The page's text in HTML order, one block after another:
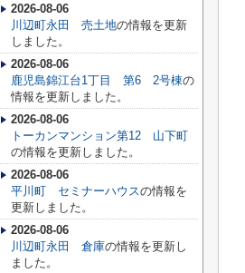
2026-08-06
川辺町永田 売土地の情報を更新
しました。
2026-08-06
鹿児島錦江台1丁目 第6 2号棟の
情報を更新しました。
2026-08-06
トーカンマンション第12 山下町
の情報を更新しました。
2026-08-06
平川町 セミナーハウスの情報を
更新しました。
2026-08-06
川辺町永田 倉庫の情報を更新し
ました。